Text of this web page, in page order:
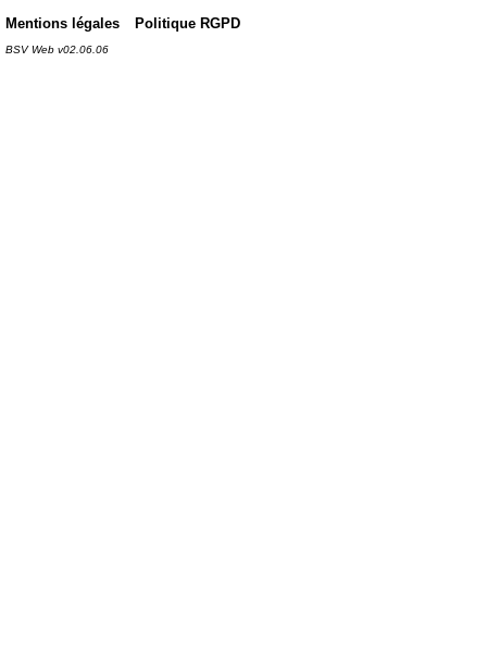
Mentions légales Politique RGPD
BSV Web v02.06.06